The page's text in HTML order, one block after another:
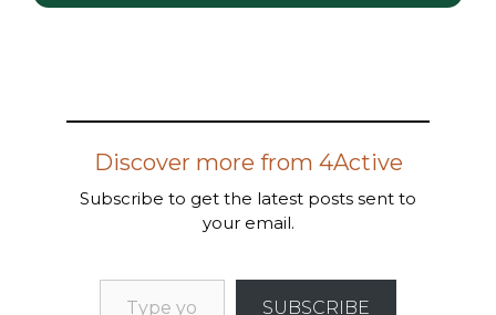
Discover more from 4Active
Subscribe to get the latest posts sent to
your email.
SUBSCRIBE